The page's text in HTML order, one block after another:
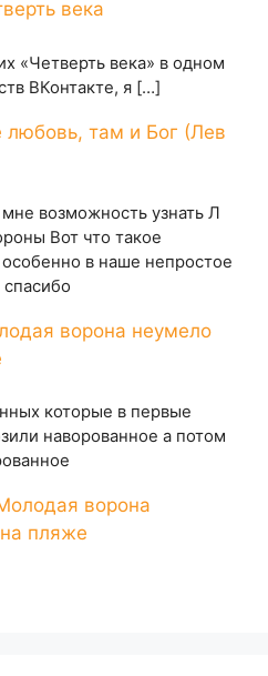
века
«Четверть века» в одном
ВКонтакте, я […]
любовь, там и Бог (Лев
возможность узнать Л
Вот что такое
в наше непростое
ворона неумело
которые в первые
наворованное а потом
ворона
пляже